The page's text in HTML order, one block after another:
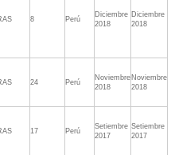
8 Perú
Diciembre
2018
Diciembre
2018
24 Perú
Noviembre
2018
Noviembre
2018
17 Perú
Setiembre
2017
Setiembre
2017